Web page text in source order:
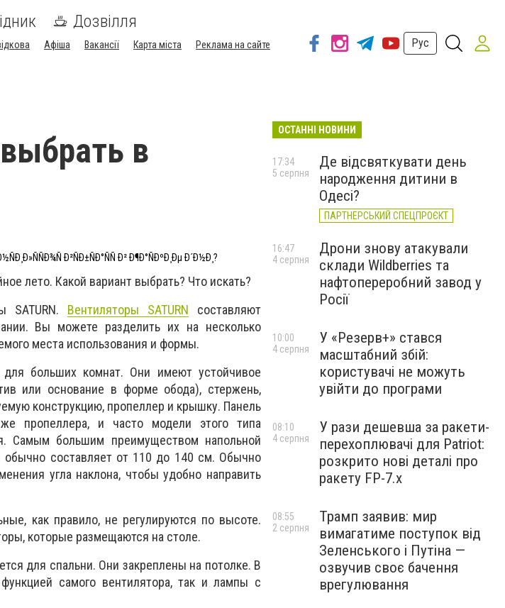
Дозвілля
Афіша Вакансії Карта міста
Реклама на сайте
Рус
в
Ð²ÑÐ±ÑÐ°ÑÑ Ð² Ð¶Ð°ÑÐºÐ¸Ðµ Ð´Ð½Ð¸?
лето. Какой вариант выбрать? Что искать?
SATURN. Вентиляторы SATURN составляют
Вы можете разделить их на несколько
места использования и формы.
больших комнат. Они имеют устойчивое
или основание в форме обода), стержень,
конструкцию, пропеллер и крышку. Панель
пропеллера, и часто модели этого типа
Самым большим преимуществом напольной
обычно составляет от 110 до 140 см. Обычно
угла наклона, чтобы удобно направить
как правило, не регулируются по высоте.
которые размещаются на столе.
для спальни. Они закреплены на потолке. В
самого вентилятора, так и лампы с
ОСТАННІ НОВИНИ
Де відсвяткувати день
народження дитини в
Одесі?
ПАРТНЕРСЬКИЙ СПЕЦПРОЄКТ
17:34
5 серпня
Дрони знову атакували
склади Wildberries та
нафтопереробний завод у
Росії
16:47
4 серпня
У «Резерв+» стався
масштабний збій:
користувачі не можуть
увійти до програми
10:00
4 серпня
У рази дешевша за ракети-
перехоплювачі для Patriot:
розкрито нові деталі про
ракету FP-7.x
08:10
4 серпня
Трамп заявив: мир
вимагатиме поступок від
Зеленського і Путіна —
озвучив своє бачення
врегулювання
08:55
2 серпня